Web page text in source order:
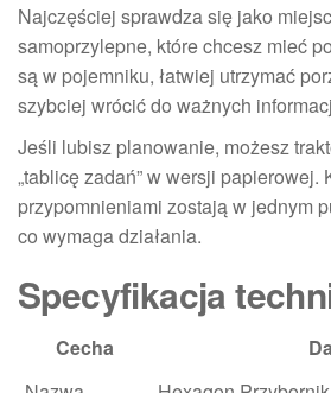
Najczęściej sprawdza się jako
samoprzylepne, które chcesz mieć
są w pojemniku, łatwiej utrzymać
szybciej wrócić do ważnych
Jeśli lubisz planowanie, możesz
„tablicę zadań” w wersji papierowej.
przypomnieniami zostają w jednym
co wymaga działania.
Specyfikacja
Cecha